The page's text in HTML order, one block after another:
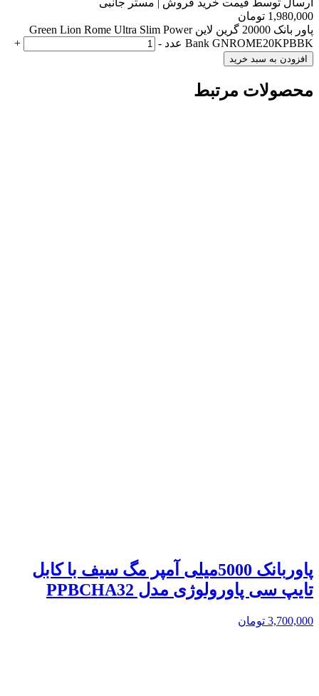
1,980,000 تومان
پاور بانک 20000 گرین لاین Green Lion Rome Ultra Slim Power
Bank GNROME20KPBBK عدد
-
+
افزودن به سبد خرید
محصولات مرتبط
پاوربانک 5000میلی آمپر مگ سیف با کابل
تایپ سی پاورولوژی مدل PPBCHA32
3,700,000 تومان